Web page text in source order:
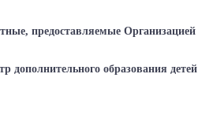
предоставляемые Организацией
дополнительного образования детей